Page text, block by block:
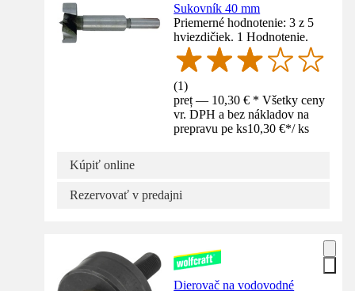
Sukovník 40 mm
Priemerné hodnotenie: 3 z 5
hviezdičiek. 1 Hodnotenie.
(1)
preț — 10,30 € * Všetky ceny
vr. DPH a bez nákladov na
prepravu pe ks10,30 €*/ ks
Kúpiť online
Rezervovať v predajni
Dierovač na vodovodné